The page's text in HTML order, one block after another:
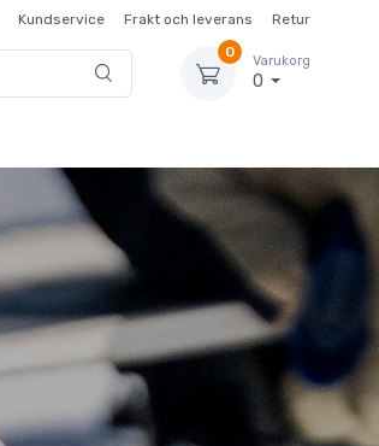
Kundservice Frakt och leverans
Retur
0
Varukorg
0